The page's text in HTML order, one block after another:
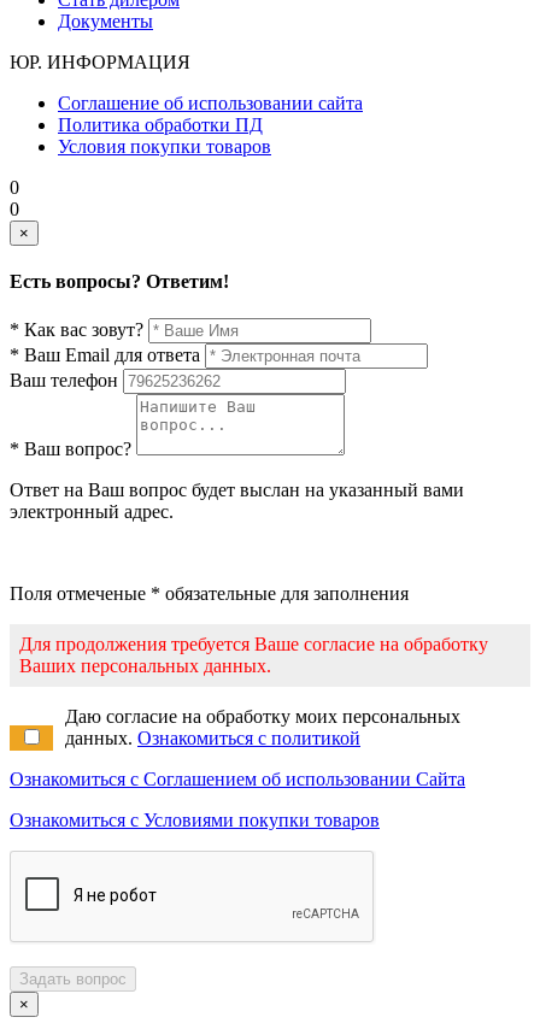
Документы
ЮР. ИНФОРМАЦИЯ
Соглашение об использовании сайта
Политика обработки ПД
Условия покупки товаров
0
0
×
Есть вопросы? Ответим!
* Как вас зовут?
* Ваш Email для ответа
Ваш телефон
* Ваш вопрос?
Ответ на Ваш вопрос будет выслан на указанный вами
электронный адрес.
Поля отмеченые * обязательные для заполнения
Для продолжения требуется Ваше согласие на обработку
Ваших персональных данных.
Даю согласие на обработку моих персональных
данных. Ознакомиться с политикой
Ознакомиться с Соглашением об использовании Сайта
Ознакомиться с Условиями покупки товаров
Задать вопрос
×